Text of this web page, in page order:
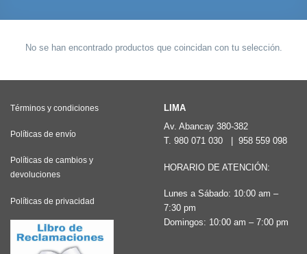
No se han encontrado productos que coincidan con tu selección.
Términos y condiciones
Políticas de envío
Políticas de cambios y
devoluciones
Políticas de privacidad
LIMA
Av. Abancay 380-382
T. 980 071 030 958 559 098
HORARIO DE ATENCIÓN:
Lunes a Sábado: 10:00 am –
7:30 pm
Domingos: 10:00 am – 7:00 pm